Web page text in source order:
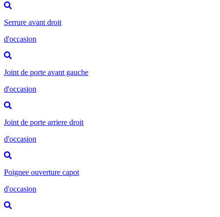
Serrure avant droit
d'occasion
Joint de porte avant gauche
d'occasion
Joint de porte arriere droit
d'occasion
Poignee ouverture capot
d'occasion